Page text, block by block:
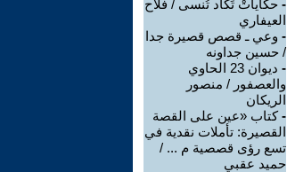
- حكاياتْ تَكاد تُنسى / فلاح
العيفاري
- وعي ـ قصص قصيرة جدا
/ حسين جداونه
-
ديوان 23 الحاوي
والعصفور / منصور
الريكان
-كتاب «عين على القصة
القصيرة: تأملات نقدية في
تسع رؤى قصصية م ... /
حميد عقبي